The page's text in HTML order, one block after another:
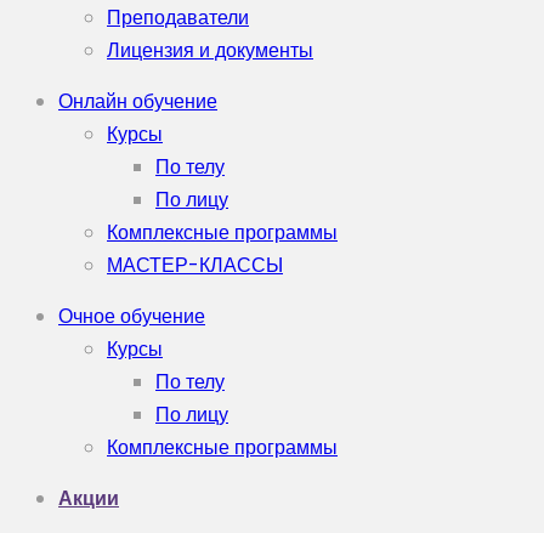
Преподаватели
Лицензия и документы
Онлайн обучение
Курсы
По телу
По лицу
Комплексные программы
МАСТЕР-КЛАССЫ
Очное обучение
Курсы
По телу
По лицу
Комплексные программы
Акции